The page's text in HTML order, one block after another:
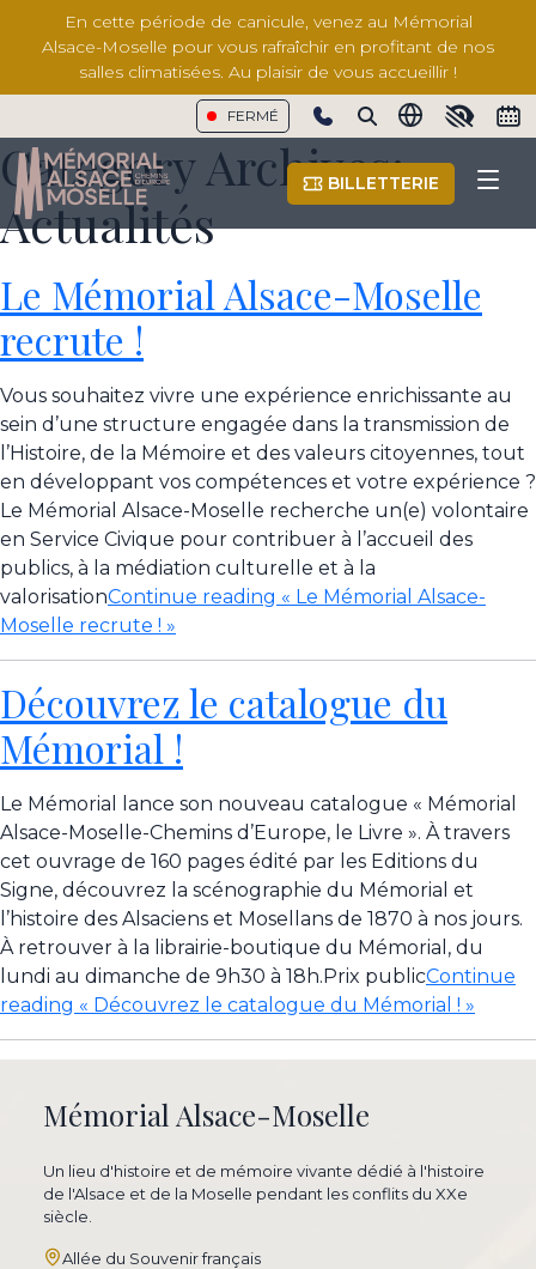
En cette période de canicule, venez au Mémorial
Alsace-Moselle pour vous rafraîchir en profitant de nos
salles climatisées. Au plaisir de vous accueillir !
FERMÉ
Show phone number
BILLETTERIE
Category Archives:
Actualités
Le Mémorial Alsace-Moselle
recrute !
Vous souhaitez vivre une expérience enrichissante au
sein d’une structure engagée dans la transmission de
l’Histoire, de la Mémoire et des valeurs citoyennes, tout
en développant vos compétences et votre expérience ?
Le Mémorial Alsace-Moselle recherche un(e) volontaire
en Service Civique pour contribuer à l’accueil des
publics, à la médiation culturelle et à la
valorisationContinue reading « Le Mémorial Alsace-
Moselle recrute ! »
Découvrez le catalogue du
Mémorial !
Le Mémorial lance son nouveau catalogue « Mémorial
Alsace-Moselle-Chemins d’Europe, le Livre ». À travers
cet ouvrage de 160 pages édité par les Editions du
Signe, découvrez la scénographie du Mémorial et
l’histoire des Alsaciens et Mosellans de 1870 à nos jours.
À retrouver à la librairie-boutique du Mémorial, du
lundi au dimanche de 9h30 à 18h.Prix publicContinue
reading « Découvrez le catalogue du Mémorial ! »
Mémorial Alsace-Moselle
Un lieu d'histoire et de mémoire vivante dédié à l'histoire
de l'Alsace et de la Moselle pendant les conflits du XXe
siècle.
Allée du Souvenir français